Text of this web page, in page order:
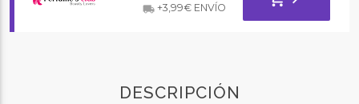
local_shipping+3,99€ ENVÍO
DESCRIPCIÓN